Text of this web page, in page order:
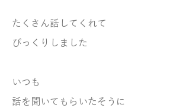
たくさん話してくれて
びっくりしました
いつも
話を聞いてもらいたそうに